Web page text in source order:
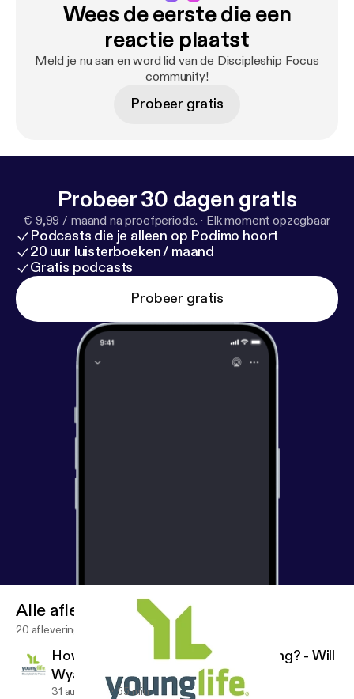
Wees de eerste die een
reactie plaatst
Meld je nu aan en word lid van de Discipleship Focus
community!
Probeer gratis
Probeer 30 dagen gratis
€ 9,99 / maand na proefperiode. · Elk moment opzegbaar
Podcasts die je alleen op Podimo hoort
20 uur luisterboeken / maand
Gratis podcasts
Probeer gratis
Alle afleveringen
20 afleveringen
How Do I Know if My Faith is Growing? - Will
Wyatt - Discovery Ch. 11
31 aug 2016 55 min